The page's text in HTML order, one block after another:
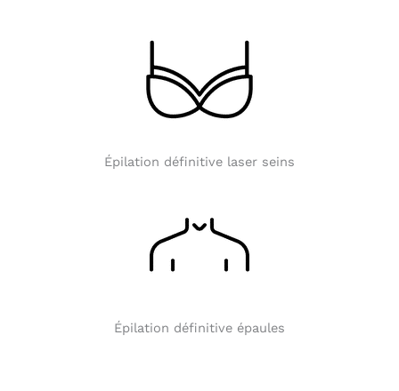
Épilation définitive laser seins
Épilation définitive épaules